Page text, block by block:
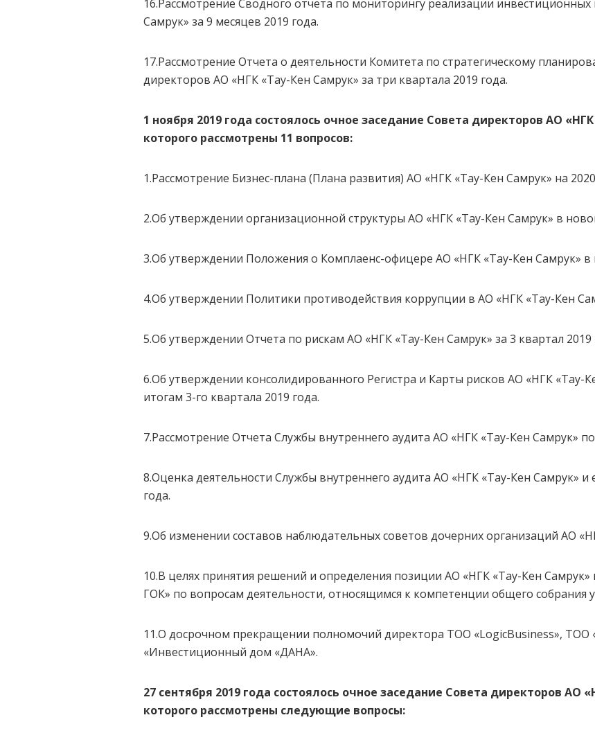
16.Рассмотрение Сводного отчета по мониторингу реализации
Самрук» за 9 месяцев 2019 года.
17.Рассмотрение Отчета о деятельности Комитета по стратегическому
директоров АО «НГК «Тау-Кен Самрук» за три квартала 2019 года.
1 ноября 2019 года состоялось очное заседание Совета директоров АО
которого рассмотрены 11 вопросов:
1.Рассмотрение Бизнес-плана (Плана развития) АО «НГК «Тау-Кен Самрук» на
2.Об утверждении организационной структуры АО «НГК «Тау-Кен Самрук» в
3.Об утверждении Положения о Комплаенс-офицере АО «НГК «Тау-Кен Самрук» в
4.Об утверждении Политики противодействия коррупции в АО «НГК «Тау-Кен
5.Об утверждении Отчета по рискам АО «НГК «Тау-Кен Самрук» за 3 квартал 2019
6.Об утверждении консолидированного Регистра и Карты рисков АО «НГК «Тау-
итогам 3-го квартала 2019 года.
7.Рассмотрение Отчета Службы внутреннего аудита АО «НГК «Тау-Кен Самрук»
8.Оценка деятельности Службы внутреннего аудита АО «НГК «Тау-Кен Самрук» и
года.
9.Об изменении составов наблюдательных советов дочерних организаций АО
10.В целях принятия решений и определения позиции АО «НГК «Тау-Кен Самрук»
ГОК» по вопросам деятельности, относящимся к компетенции общего собрания
11.О досрочном прекращении полномочий директора ТОО «LogicBusiness», ТОО
«Инвестиционный дом «ДАНА».
27 сентября 2019 года состоялось очное заседание Совета директоров АО
которого рассмотрены следующие вопросы: